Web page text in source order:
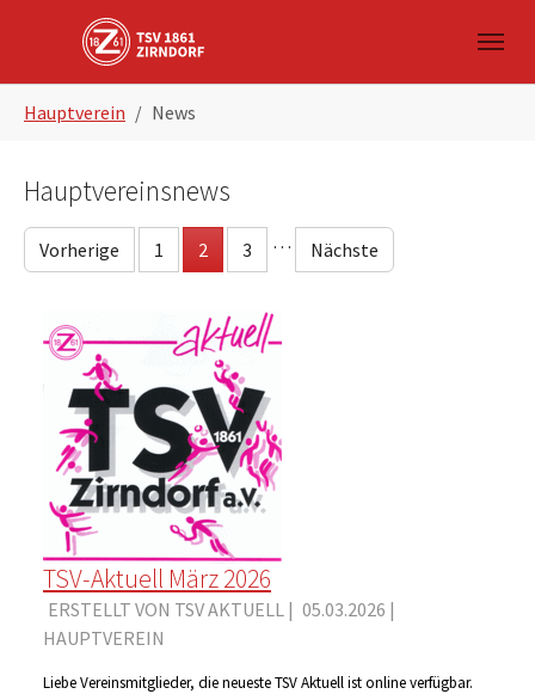
Skip to main navigation
Zum Hauptinhalt springen
Skip to page footer
Hauptverein News
Hauptvereinsnews
Vorherige 1 2 3 … Nächste
TSV-Aktuell März 2026
ERSTELLT VON TSV AKTUELL | 05.03.2026 |
HAUPTVEREIN
Liebe Vereinsmitglieder, die neueste TSV Aktuell ist online verfügbar.